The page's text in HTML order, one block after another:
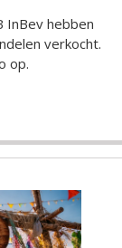
InBev hebben
verkocht.
op.